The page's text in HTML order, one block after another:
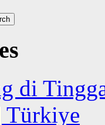
di
Türkiye